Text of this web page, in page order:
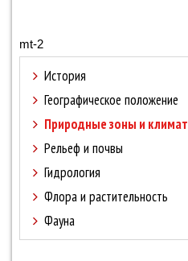
mt-2
История
Географическое положение
Природные зоны и климат
Рельеф и почвы
Гидрология
Флора и растительность
Фауна